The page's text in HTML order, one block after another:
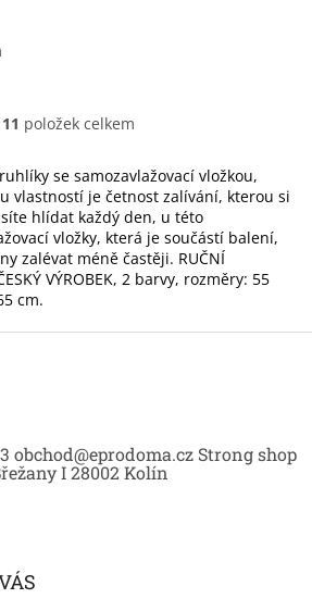
O
l
á
d
a
c
í
v
p
i
s
11 položek celkem
se samozavlažovací vložkou,
vlastností je četnost zalívání, kterou si
hlídat každý den, u této
vložky, která je součástí balení,
zalévat méně častěji. RUČNÍ
VÝROBEK, 2 barvy, rozměry: 55
cm.
obchod@eprodoma.cz Strong shop
I 28002 Kolín